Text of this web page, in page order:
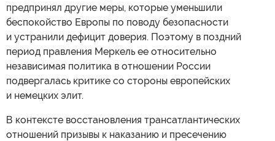
предпринял другие меры, которые уменьшили
беспокойство Европы по поводу безопасности
и устранили дефицит доверия. Поэтому в поздний
период правления Меркель ее относительно
независимая политика в отношении России
подвергалась критике со стороны европейских
и немецких элит.
В контексте восстановления трансатлантических
отношений призывы к наказанию и пресечению